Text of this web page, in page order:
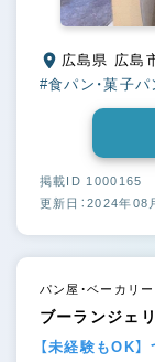
#食パン・菓子パ
掲載ID 1000165
更新日：2024年08
パン屋・ベーカリー
ブーランジェ
【未経験もOK